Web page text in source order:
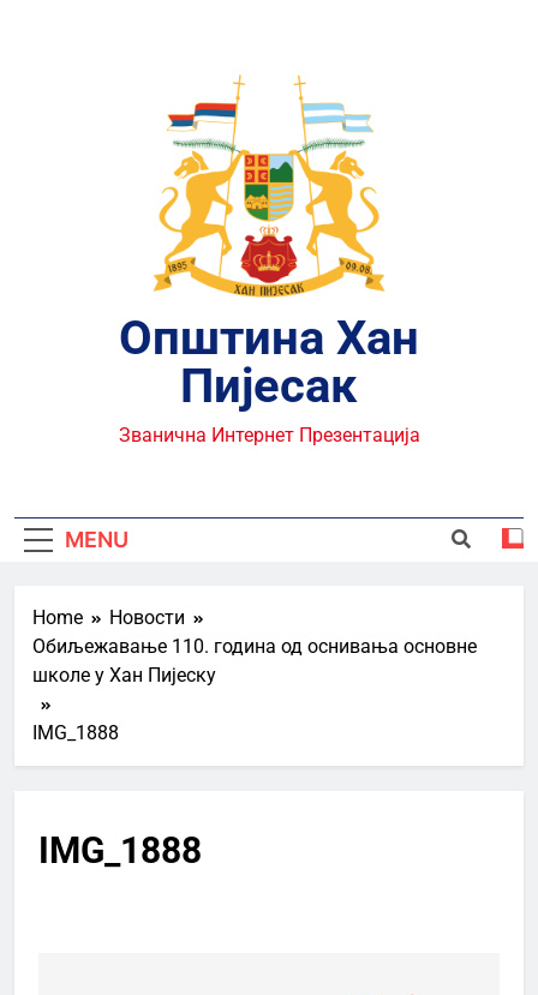
Општина Хан
Пијесак
Званична Интернет Презентација
MENU
Home
Новости
Обиљежавање 110. година од оснивања основне
школе у Хан Пијеску
IMG_1888
IMG_1888